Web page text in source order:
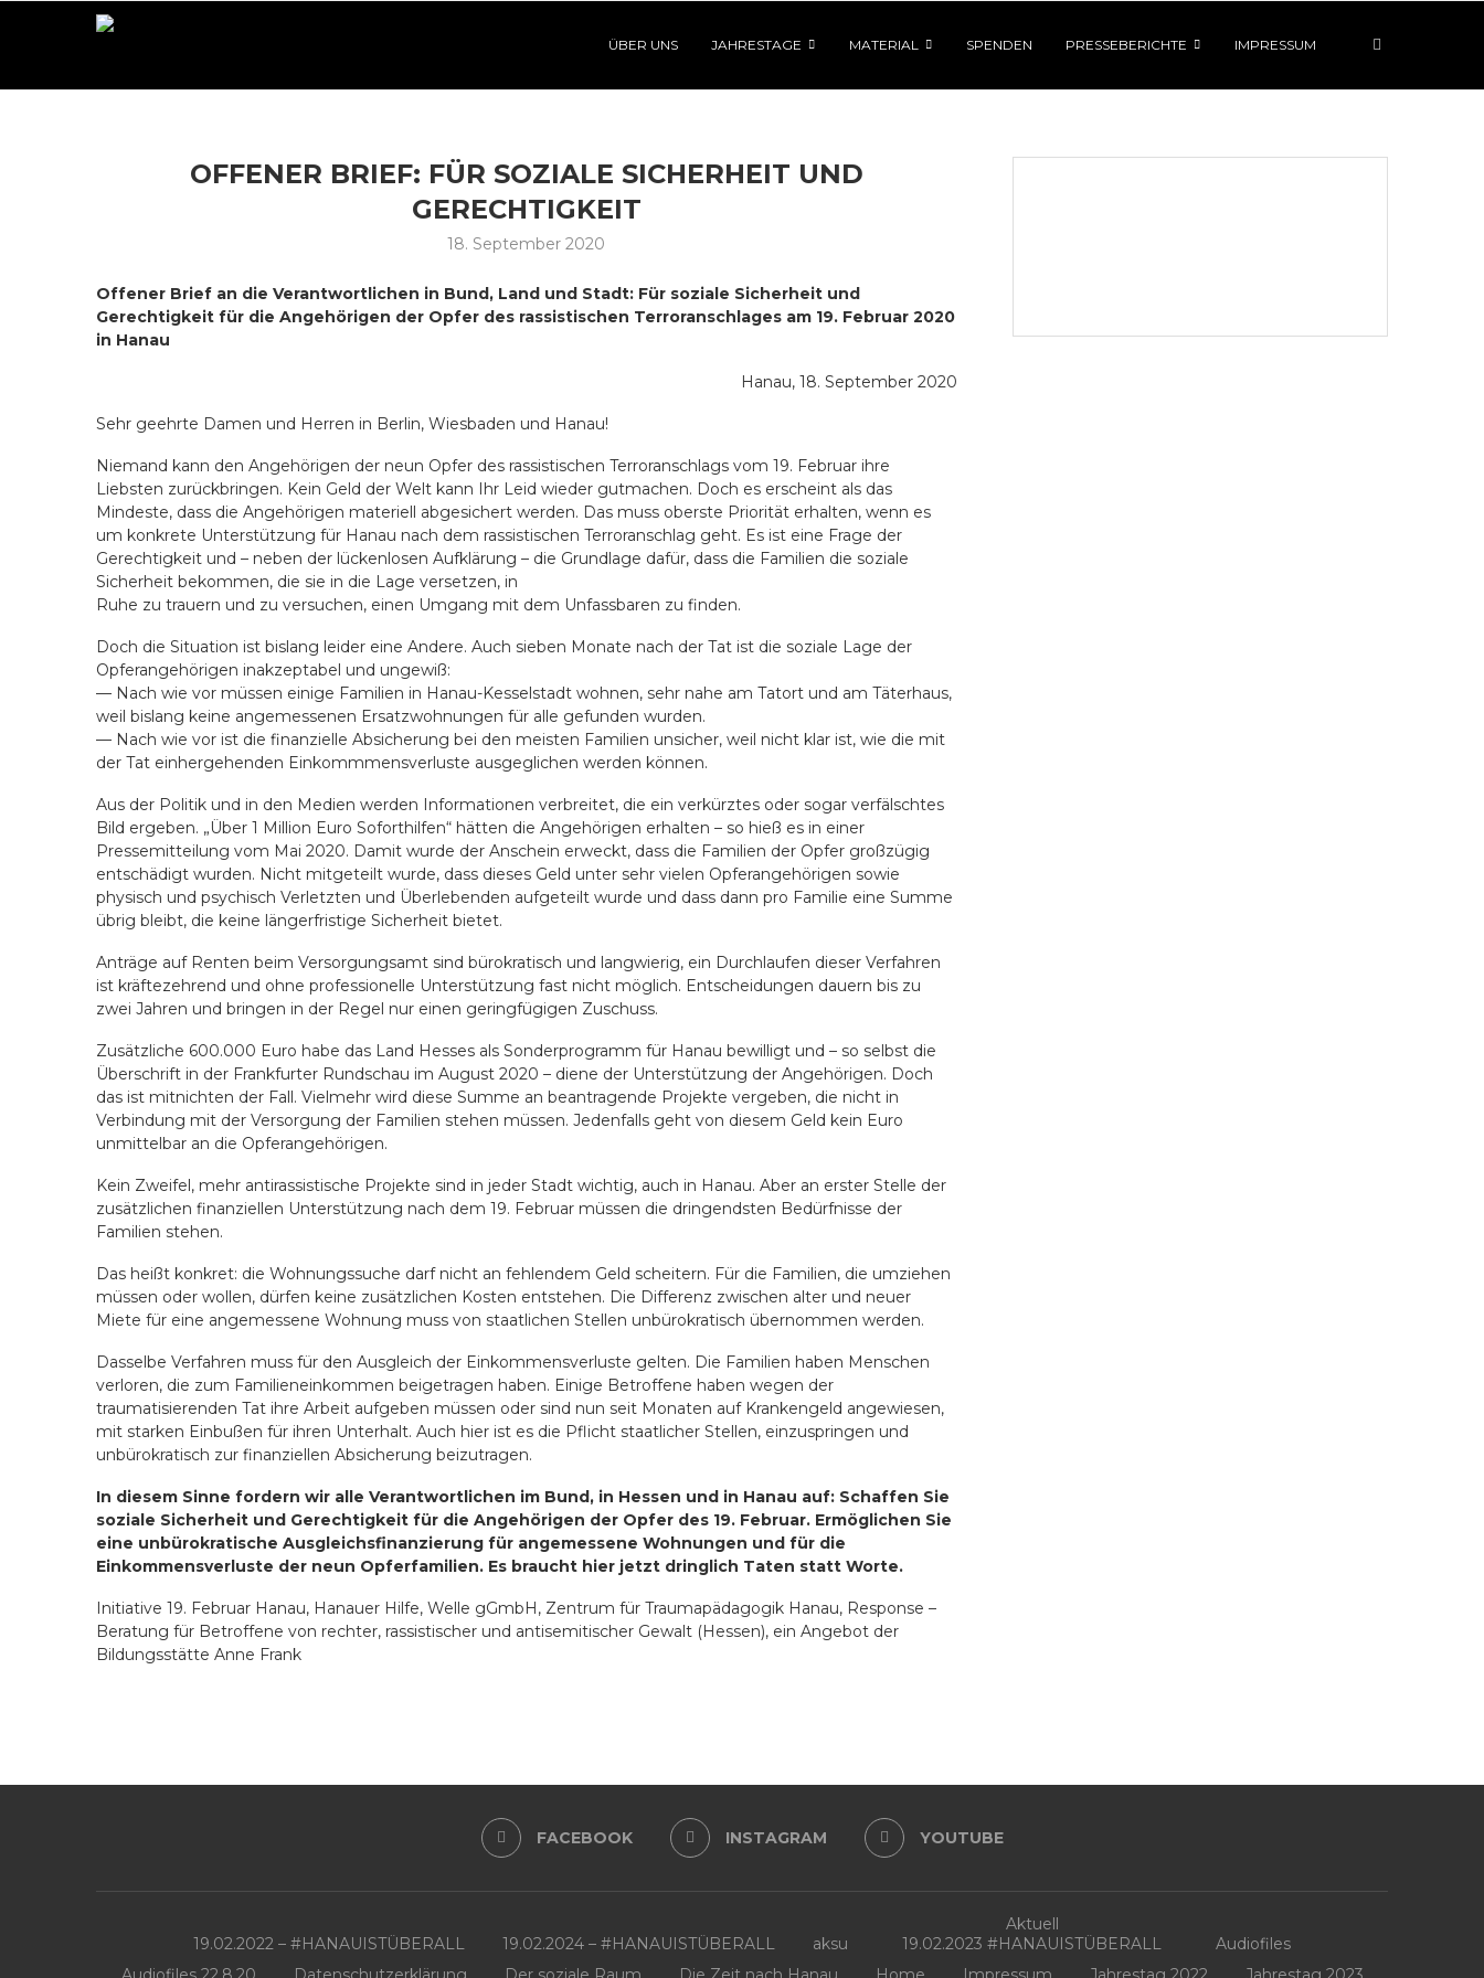
ÜBER UNS JAHRESTAGE MATERIAL SPENDEN PRESSEBERICHTE IMPRESSUM
OFFENER BRIEF: FÜR SOZIALE SICHERHEIT UND
GERECHTIGKEIT
18. September 2020
Offener Brief an die Verantwortlichen in Bund, Land und Stadt: Für soziale Sicherheit und
Gerechtigkeit für die Angehörigen der Opfer des rassistischen Terroranschlages am 19. Februar 2020
in Hanau
Hanau, 18. September 2020
Sehr geehrte Damen und Herren in Berlin, Wiesbaden und Hanau!
Niemand kann den Angehörigen der neun Opfer des rassistischen Terroranschlags vom 19. Februar ihre
Liebsten zurückbringen. Kein Geld der Welt kann Ihr Leid wieder gutmachen. Doch es erscheint als das
Mindeste, dass die Angehörigen materiell abgesichert werden. Das muss oberste Priorität erhalten, wenn es
um konkrete Unterstützung für Hanau nach dem rassistischen Terroranschlag geht. Es ist eine Frage der
Gerechtigkeit und – neben der lückenlosen Aufklärung – die Grundlage dafür, dass die Familien die soziale
Sicherheit bekommen, die sie in die Lage versetzen, in
Ruhe zu trauern und zu versuchen, einen Umgang mit dem Unfassbaren zu finden.
Doch die Situation ist bislang leider eine Andere. Auch sieben Monate nach der Tat ist die soziale Lage der
Opferangehörigen inakzeptabel und ungewiß:
— Nach wie vor müssen einige Familien in Hanau-Kesselstadt wohnen, sehr nahe am Tatort und am Täterhaus,
weil bislang keine angemessenen Ersatzwohnungen für alle gefunden wurden.
— Nach wie vor ist die finanzielle Absicherung bei den meisten Familien unsicher, weil nicht klar ist, wie die mit
der Tat einhergehenden Einkommmensverluste ausgeglichen werden können.
Aus der Politik und in den Medien werden Informationen verbreitet, die ein verkürztes oder sogar verfälschtes
Bild ergeben. „Über 1 Million Euro Soforthilfen“ hätten die Angehörigen erhalten – so hieß es in einer
Pressemitteilung vom Mai 2020. Damit wurde der Anschein erweckt, dass die Familien der Opfer großzügig
entschädigt wurden. Nicht mitgeteilt wurde, dass dieses Geld unter sehr vielen Opferangehörigen sowie
physisch und psychisch Verletzten und Überlebenden aufgeteilt wurde und dass dann pro Familie eine Summe
übrig bleibt, die keine längerfristige Sicherheit bietet.
Anträge auf Renten beim Versorgungsamt sind bürokratisch und langwierig, ein Durchlaufen dieser Verfahren
ist kräftezehrend und ohne professionelle Unterstützung fast nicht möglich. Entscheidungen dauern bis zu
zwei Jahren und bringen in der Regel nur einen geringfügigen Zuschuss.
Zusätzliche 600.000 Euro habe das Land Hesses als Sonderprogramm für Hanau bewilligt und – so selbst die
Überschrift in der Frankfurter Rundschau im August 2020 – diene der Unterstützung der Angehörigen. Doch
das ist mitnichten der Fall. Vielmehr wird diese Summe an beantragende Projekte vergeben, die nicht in
Verbindung mit der Versorgung der Familien stehen müssen. Jedenfalls geht von diesem Geld kein Euro
unmittelbar an die Opferangehörigen.
Kein Zweifel, mehr antirassistische Projekte sind in jeder Stadt wichtig, auch in Hanau. Aber an erster Stelle der
zusätzlichen finanziellen Unterstützung nach dem 19. Februar müssen die dringendsten Bedürfnisse der
Familien stehen.
Das heißt konkret: die Wohnungssuche darf nicht an fehlendem Geld scheitern. Für die Familien, die umziehen
müssen oder wollen, dürfen keine zusätzlichen Kosten entstehen. Die Differenz zwischen alter und neuer
Miete für eine angemessene Wohnung muss von staatlichen Stellen unbürokratisch übernommen werden.
Dasselbe Verfahren muss für den Ausgleich der Einkommensverluste gelten. Die Familien haben Menschen
verloren, die zum Familieneinkommen beigetragen haben. Einige Betroffene haben wegen der
traumatisierenden Tat ihre Arbeit aufgeben müssen oder sind nun seit Monaten auf Krankengeld angewiesen,
mit starken Einbußen für ihren Unterhalt. Auch hier ist es die Pflicht staatlicher Stellen, einzuspringen und
unbürokratisch zur finanziellen Absicherung beizutragen.
In diesem Sinne fordern wir alle Verantwortlichen im Bund, in Hessen und in Hanau auf: Schaffen Sie
soziale Sicherheit und Gerechtigkeit für die Angehörigen der Opfer des 19. Februar. Ermöglichen Sie
eine unbürokratische Ausgleichsfinanzierung für angemessene Wohnungen und für die
Einkommensverluste der neun Opferfamilien. Es braucht hier jetzt dringlich Taten statt Worte.
Initiative 19. Februar Hanau, Hanauer Hilfe, Welle gGmbH, Zentrum für Traumapädagogik Hanau, Response –
Beratung für Betroffene von rechter, rassistischer und antisemitischer Gewalt (Hessen), ein Angebot der
Bildungsstätte Anne Frank
FACEBOOK INSTAGRAM YOUTUBE
19.02.2022 – #HANAUISTÜBERALL 19.02.2024 – #HANAUISTÜBERALL aksu
Aktuell
19.02.2023 #HANAUISTÜBERALL
Audiofiles